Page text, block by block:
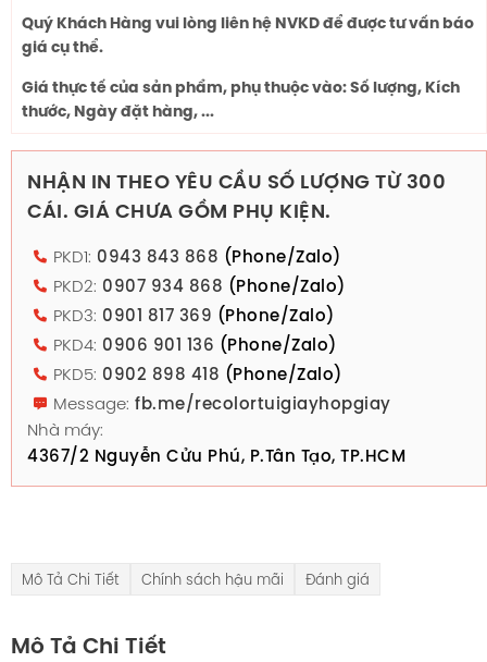
Quý Khách Hàng vui lòng liên hệ NVKD để được tư vấn báo
giá cụ thể.
Giá thực tế của sản phẩm, phụ thuộc vào: Số lượng, Kích
thước, Ngày đặt hàng, ...
NHẬN IN THEO YÊU CẦU SỐ LƯỢNG TỪ 300
CÁI. GIÁ CHƯA GỒM PHỤ KIỆN.
PKD1: 0943 843 868 (Phone/Zalo)
PKD2: 0907 934 868 (Phone/Zalo)
PKD3: 0901 817 369 (Phone/Zalo)
PKD4: 0906 901 136 (Phone/Zalo)
PKD5: 0902 898 418 (Phone/Zalo)
Message: fb.me/recolortuigiayhopgiay
Nhà máy:
4367/2 Nguyễn Cửu Phú, P.Tân Tạo, TP.HCM
Mô Tả Chi Tiết Chính sách hậu mãi Đánh giá
Mô Tả Chi Tiết